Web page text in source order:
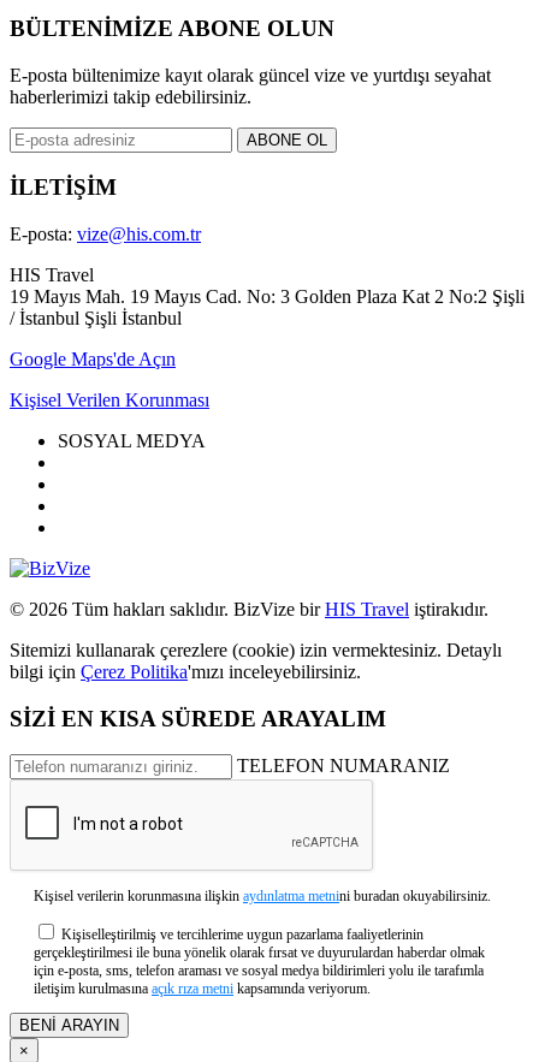
BÜLTENİMİZE ABONE OLUN
E-posta bültenimize kayıt olarak güncel vize ve yurtdışı seyahat
haberlerimizi takip edebilirsiniz.
İLETİŞİM
E-posta: vize@his.com.tr
HIS Travel
19 Mayıs Mah. 19 Mayıs Cad. No: 3 Golden Plaza Kat 2 No:2 Şişli
/ İstanbul Şişli İstanbul
Google Maps'de Açın
Kişisel Verilen Korunması
SOSYAL MEDYA
© 2026 Tüm hakları saklıdır. BizVize birHIS Travel iştirakıdır.
Sitemizi kullanarak çerezlere (cookie) izin vermektesiniz. Detaylı
bilgi için Çerez Politika'mızı inceleyebilirsiniz.
SİZİ EN KISA SÜREDE ARAYALIM
TELEFON NUMARANIZ
Kişisel verilerin korunmasına ilişkin aydınlatma metnini buradan okuyabilirsiniz.
Kişiselleştirilmiş ve tercihlerime uygun pazarlama faaliyetlerinin
gerçekleştirilmesi ile buna yönelik olarak fırsat ve duyurulardan haberdar olmak
için e-posta, sms, telefon araması ve sosyal medya bildirimleri yolu ile tarafımla
iletişim kurulmasına açık rıza metni kapsamında veriyorum.
×